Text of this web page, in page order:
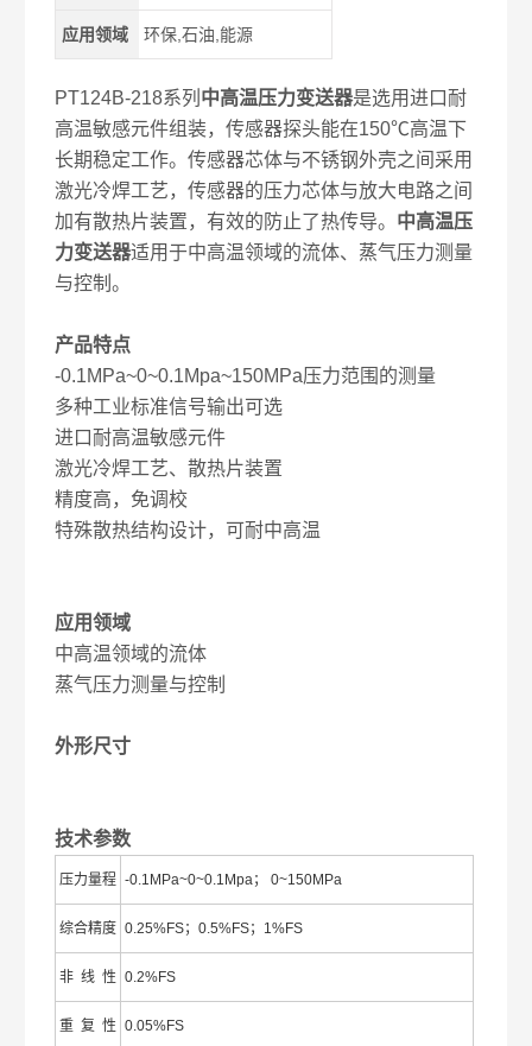
应用领域 环保,石油,能源
PT124B-218系列 中高温压力变送器是选用进口耐
高温敏感元件组装，传感器探头能在150℃高温下
长期稳定工作。传感器芯体与不锈钢外壳之间采用
激光冷焊工艺，传感器的压力芯体与放大电路之间
加有散热片装置，有效的防止了热传导。 中高温压
力变送器适用于中高温领域的流体、蒸气压力测量
与控制。
产品特点
-0.1MPa~0~0.1Mpa~150MPa压力范围的测量
多种工业标准信号输出可选
进口耐高温敏感元件
激光冷焊工艺、散热片装置
精度高，免调校
特殊散热结构设计，可耐中高温
应用领域
中高温领域的流体
蒸气压力测量与控制
外形尺寸
技术参数
压力量程 -0.1MPa~0~0.1Mpa； 0~150MPa
综合精度 0.25%FS；0.5%FS；1%FS
非 线 性 0.2%FS
重 复 性 0.05%FS